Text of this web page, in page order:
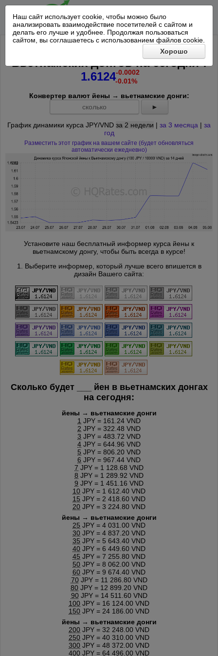
Наш сайт использует cookie, чтобы можно было
анализировать взаимодействие посетителей с сайтом и
делать его лучше и удобнее. Продолжая пользоваться
сайтом, вы соглашаетесь с использованием файлов cookie.
Хорошо
Курс 100 Японских йен к 10000
Вьетнамских донгов насегодня*:
1.6124-0.0002
-0.01%
Конвертер валют йены → вьетнамские донги:
►
График динамики курса JPY/VND за 2 недели | за 3 месяца | за
год
Разместить этот график на вашем сайте (будет обновляться
автоматически ежедневно)
Установите наш бесплатный информер курса йены к
вьетнамскому донгу, чтобы быть всегда в курсе!
1. Выберите информер, который лучше всего впишется в
дизайн Вашего сайта:
Сколько будет
йен в вьетнамских донгах
на сегодня:
йены → вьетнамские донги
1 JPY = 161.24 VND
2 JPY = 322.48 VND
3 JPY = 483.72 VND
4 JPY = 644.96 VND
5 JPY = 806.20 VND
6 JPY = 967.44 VND
7 JPY = 1 128.68 VND
8 JPY = 1 289.92 VND
9 JPY = 1 451.16 VND
10 JPY = 1 612.40 VND
15 JPY = 2 418.60 VND
20 JPY = 3 224.80 VND
йены → вьетнамские донги
25 JPY = 4 031.00 VND
30 JPY = 4 837.20 VND
35 JPY = 5 643.40 VND
40 JPY = 6 449.60 VND
45 JPY = 7 255.80 VND
50 JPY = 8 062.00 VND
60 JPY = 9 674.40 VND
70JPY = 11 286.80 VND
80 JPY = 12 899.20 VND
90JPY = 14 511.60 VND
100 JPY = 16 124.00 VND
150 JPY = 24 186.00 VND
йены → вьетнамские донги
200 JPY = 32 248.00 VND
250 JPY = 40 310.00 VND
300 JPY = 48 372.00 VND
400 JPY = 64 496.00 VND